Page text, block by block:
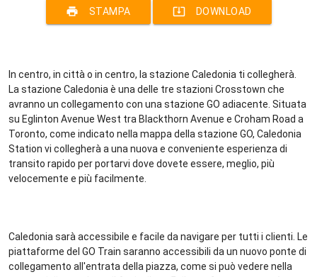
print STAMPA system_update_alt DOWNLOAD
In centro, in città o in centro, la stazione Caledonia ti collegherà.
La stazione Caledonia è una delle tre stazioni Crosstown che
avranno un collegamento con una stazione GO adiacente. Situata
su Eglinton Avenue West tra Blackthorn Avenue e Croham Road a
Toronto, come indicato nella mappa della stazione GO, Caledonia
Station vi collegherà a una nuova e conveniente esperienza di
transito rapido per portarvi dove dovete essere, meglio, più
velocemente e più facilmente.
Caledonia sarà accessibile e facile da navigare per tutti i clienti. Le
piattaforme del GO Train saranno accessibili da un nuovo ponte di
collegamento all'entrata della piazza, come si può vedere nella